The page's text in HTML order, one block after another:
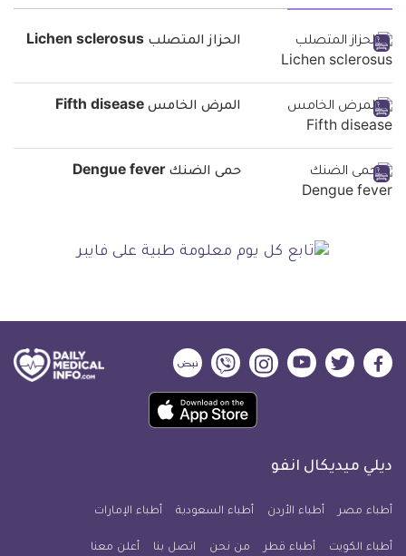
الحزاز المتصلب Lichen sclerosus
المرض الخامس Fifth disease
حمى الضنك Dengue fever
ديلي
فيسبوك
ديلي
تويتر
ديلي
ميديكال
يوتيوب
ديلي
ميديكال
انفو
ديلي
ميديكال
انفو
ديلي
ميديكال
انفو
حمل
تطبيق
معلومة
للآيفون
ديلي ميديكال انفو
أطباء مصر أطباء الأردن أطباء السعودية أطباء الإمارات
أطباء الكويت أطباء قطر من نحن اتصل بنا أعلن معنا